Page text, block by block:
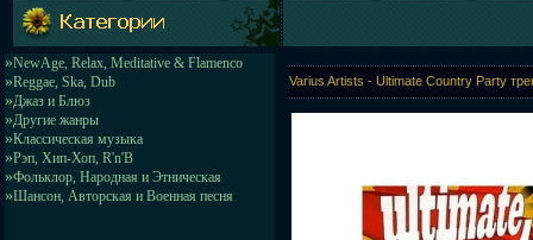
»NewAge, Relax, Meditative & Flamenco
»Reggae, Ska, Dub
»Джаз и Блюз
»Другие жанры
»Классическая музыка
»Рэп, Хип-Хоп, R'n'B
»Фольклор, Народная и Этническая
»Шансон, Авторская и Военная песня
Varius Artists - Ultimate Country Party